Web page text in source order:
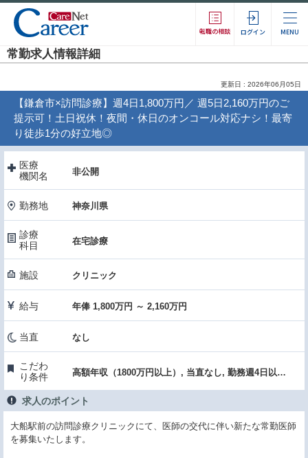
転職の相談 ログイン MENU
常勤求人情報詳細
更新日 : 2026年06月05日
【鎌倉市×訪問診療】週4日1,800万円／ 週5日2,160万円のご
提示可！土日祝休！夜間・休日のオンコール対応ナシ！最寄
り徒歩1分の好立地◎
医療
機関名
非公開
勤務地 神奈川県
診療
科目
在宅診療
施設 クリニック
給与 年俸 1,800万円 ～ 2,160万円
当直 なし
こだわ
り条件
高額年収（1800万円以上）, 当直なし, 勤務週4日以下, ゆったり勤務, 救急対応なし, 駅チカ・通勤便利, クリニック
求人のポイント
大船駅前の訪問診療クリニックにて、医師の交代に伴い新たな常勤医師
を募集いたします。